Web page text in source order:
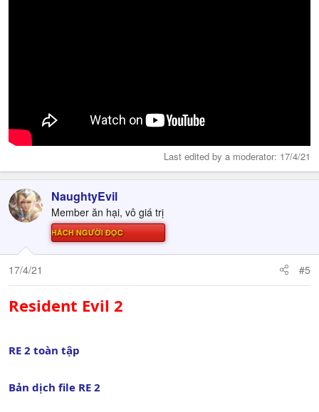
Last edited by a moderator: 17/4/21
NaughtyEvil
Member ăn hại, vô giá trị
NGƯỜI ĐỌC
17/4/21 #5
Resident Evil 2
RE 2 toàn tập
Bản dịch file RE 2